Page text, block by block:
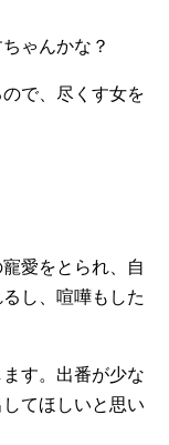
ゃんかな？
で、尽くす女を
愛をとられ、自
し、喧嘩もした
す。出番が少な
てほしいと思い